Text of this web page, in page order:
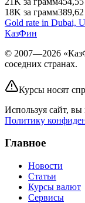
18K за грамм389,62
Gold rate in Dubai,
КазФин
© 2007—2026
соседних странах.
Курсы носят
Используя сайт,
Политику
Главное
Новости
Статьи
Курсы валют
Сервисы